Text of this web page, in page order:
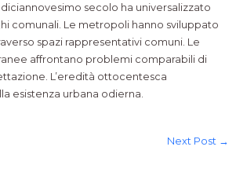
secolo ha universalizzato
comunali. Le metropoli hanno sviluppato
spazi rappresentativi comuni. Le
affrontano problemi comparabili di
L’eredità ottocentesca
esistenza urbana odierna.
Next Post →